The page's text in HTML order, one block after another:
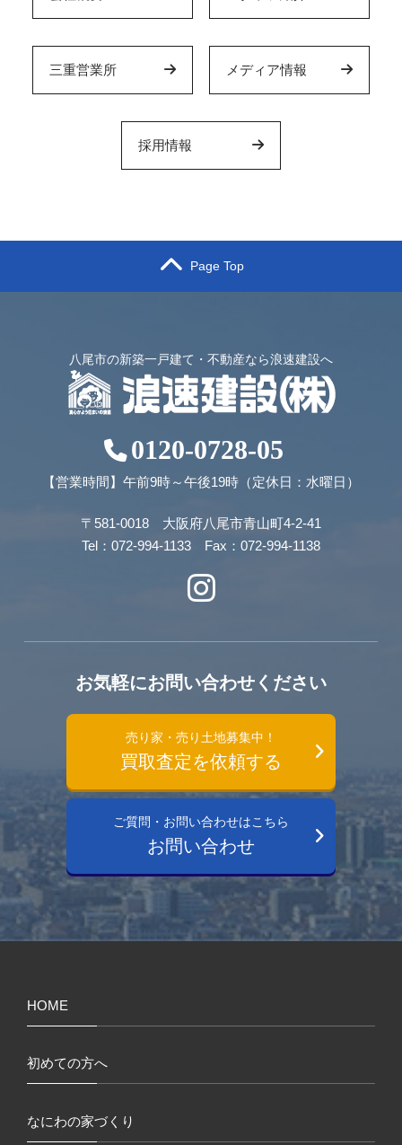
三重営業所 メディア情報
採用情報
Page Top
八尾市の新築一戸建て・不動産なら浪速建設へ
0120-0728-05
【営業時間】午前9時～午後19時（定休日：水曜日）
〒581-0018 大阪府八尾市青山町4-2-41
Tel：072-994-1133 Fax：072-994-1138
お気軽にお問い合わせください
売り家・売り土地募集中！
買取査定を依頼する
ご質問・お問い合わせはこちら
お問い合わせ
HOME
初めての方へ
なにわの家づくり